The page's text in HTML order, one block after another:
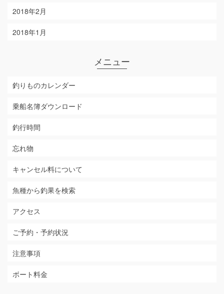
2018年2月
2018年1月
メニュー
釣りものカレンダー
乗船名簿ダウンロード
釣行時間
忘れ物
キャンセル料について
魚種から釣果を検索
アクセス
ご予約・予約状況
注意事項
ボート料金